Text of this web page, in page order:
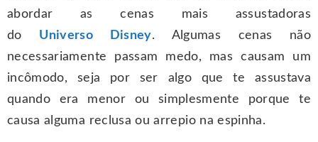
abordar as cenas mais assustadoras
do Universo Disney. Algumas cenas não
necessariamente passam medo, mas causam um
incômodo, seja por ser algo que te assustava
quando era menor ou simplesmente porque te
causa alguma reclusa ou arrepio na espinha.